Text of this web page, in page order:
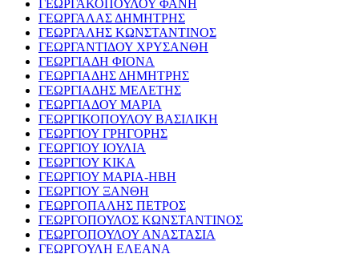
ΓΕΩΡΓΑΚΟΠΟΥΛΟΥ ΦΑΝΗ
ΓΕΩΡΓΑΛΑΣ ΔΗΜΗΤΡΗΣ
ΓΕΩΡΓΑΛΗΣ ΚΩΝΣΤΑΝΤΙΝΟΣ
ΓΕΩΡΓΑΝΤΙΔΟΥ ΧΡΥΣΑΝΘΗ
ΓΕΩΡΓΙΑΔΗ ΦΙΟΝΑ
ΓΕΩΡΓΙΑΔΗΣ ΔΗΜΗΤΡΗΣ
ΓΕΩΡΓΙΑΔΗΣ ΜΕΛΕΤΗΣ
ΓΕΩΡΓΙΑΔΟΥ ΜΑΡΙΑ
ΓΕΩΡΓΙΚΟΠΟΥΛΟΥ ΒΑΣΙΛΙΚΗ
ΓΕΩΡΓΙΟΥ ΓΡΗΓΟΡΗΣ
ΓΕΩΡΓΙΟΥ ΙΟΥΛΙΑ
ΓΕΩΡΓΙΟΥ ΚΙΚΑ
ΓΕΩΡΓΙΟΥ ΜΑΡΙΑ-ΗΒΗ
ΓΕΩΡΓΙΟΥ ΞΑΝΘΗ
ΓΕΩΡΓΟΠΑΛΗΣ ΠΕΤΡΟΣ
ΓΕΩΡΓΟΠΟΥΛΟΣ ΚΩΝΣΤΑΝΤΙΝΟΣ
ΓΕΩΡΓΟΠΟΥΛΟΥ ΑΝΑΣΤΑΣΙΑ
ΓΕΩΡΓΟΥΛΗ ΕΛΕΑΝΑ